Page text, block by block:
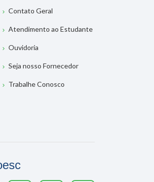
Contato Geral
Atendimento ao Estudante
Ouvidoria
Seja nosso Fornecedor
Trabalhe Conosco